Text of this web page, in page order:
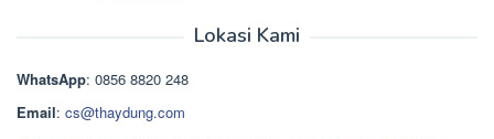
Rp1.378.000.
Lokasi Kami
WhatsApp: 0856 8820 248
Email: cs@thaydung.com